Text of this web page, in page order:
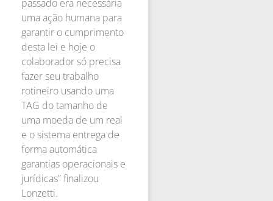
passado era necessária
uma ação humana para
garantir o cumprimento
desta lei e hoje o
colaborador só precisa
fazer seu trabalho
rotineiro usando uma
TAG do tamanho de
uma moeda de um real
e o sistema entrega de
forma automática
garantias operacionais e
jurídicas” finalizou
Lonzetti.